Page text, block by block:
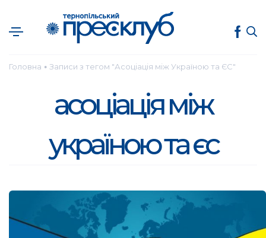
Головна ● Записи з тегом "Асоціація між Україною та ЄС"
асоціація між
україною та єс